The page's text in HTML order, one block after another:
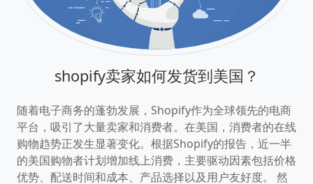
shopify卖家如何发货到美国？
随着电子商务的蓬勃发展，Shopify作为全球领先的电商
平台，吸引了大量卖家和消费者。​在美国，消费者的在线
购物趋势正发生显著变化。​根据Shopify的报告，近一半
的美国购物者计划增加线上消费，主要驱动因素包括价格
优势、配送时间和成本、产品选择以及用户友好度。 ​然